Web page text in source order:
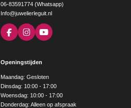
06-83591774 (Whatsapp)
Info@juwelierleguit.nl
F
a
b
o
k
I
n
a
g
r
a
m
Y
o
e
Openingstijden
Maandag: Gesloten
Dinsdag: 10:00 - 17:00
Woensdag: 10:00 - 17:00
Donderdag: Alleen op afspraak